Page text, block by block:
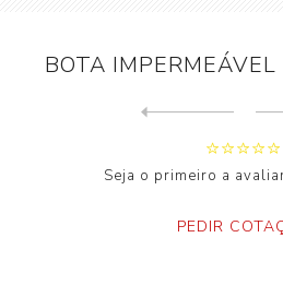
BOTA
Seja o primeiro a
PEDIR